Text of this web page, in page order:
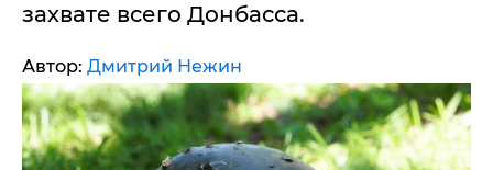
захвате всего Донбасса.
Автор: Дмитрий Нежин